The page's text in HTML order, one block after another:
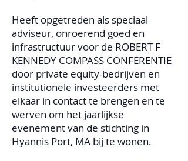
Heeft opgetreden als speciaal
adviseur, onroerend goed en
infrastructuur voor de ROBERT F
KENNEDY COMPASS CONFERENTIE
door private equity-bedrijven en
institutionele investeerders met
elkaar in contact te brengen en te
werven om het jaarlijkse
evenement van de stichting in
Hyannis Port, MA bij te wonen.